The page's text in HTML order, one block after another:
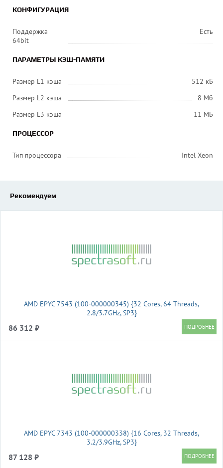
КОНФИГУРАЦИЯ
Поддержка
64bit
Есть
ПАРАМЕТРЫ КЭШ-ПАМЯТИ
Размер L1 кэша
512 кБ
Размер L2 кэша
8 Мб
Размер L3 кэша
11 МБ
ПРОЦЕССОР
Тип процессора Intel Xeon
Рекомендуем
AMD EPYC 7543 (100-000000345) {32 Cores, 64 Threads,
2.8/3.7GHz, SP3}
86 312 ₽
AMD EPYC 7343 (100-000000338) {16 Cores, 32 Threads,
3.2/3.9GHz, SP3}
87 128 ₽